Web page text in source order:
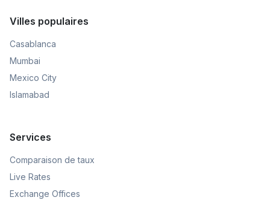
Villes populaires
Casablanca
Mumbai
Mexico City
Islamabad
Services
Comparaison de taux
Live Rates
Exchange Offices